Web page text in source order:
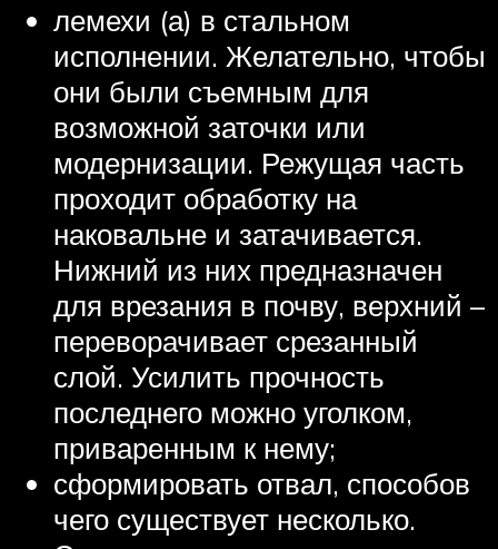
лемехи (а) в стальном
исполнении. Желательно, чтобы
они были съемным для
возможной заточки или
модернизации. Режущая часть
проходит обработку на
наковальне и затачивается.
Нижний из них предназначен
для врезания в почву, верхний –
переворачивает срезанный
слой. Усилить прочность
последнего можно уголком,
приваренным к нему;
сформировать отвал, способов
чего существует несколько.